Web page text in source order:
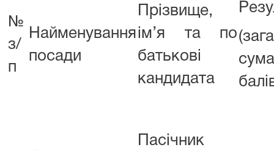
№
з/
п
Найменування
посади
Прізвище,
ім’я та по
батькові
кандидата
сума
Пасічник